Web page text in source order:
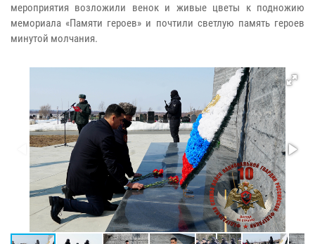
мероприятия возложили венок и живые цветы к подножию
мемориала «Памяти героев» и почтили светлую память героев
минутой молчания.